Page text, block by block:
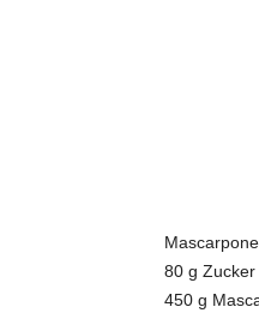
80 g Zucker
450 g